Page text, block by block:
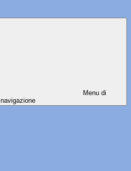
Menu di
navigazione